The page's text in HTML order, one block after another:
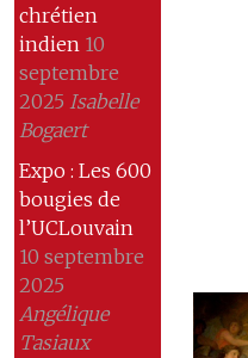
chrétien
indien 10
septembre
2025 Isabelle
Bogaert
Expo : Les 600
bougies de
l’UCLouvain
10 septembre
2025
Angélique
Tasiaux